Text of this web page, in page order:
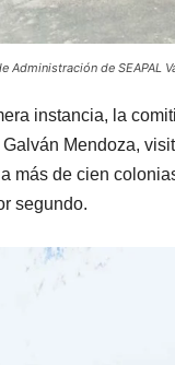
Administración de SEAPAL
instancia, la
Galván Mendoza,
más de cien
segundo.